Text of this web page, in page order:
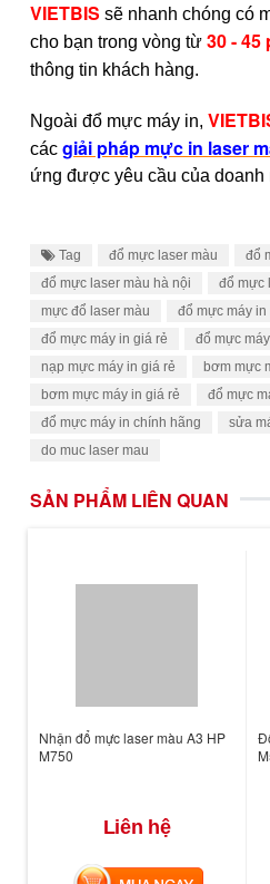
VIETBIS sẽ nhanh chóng có
cho bạn trong vòng từ 30 - 45
thông tin khách hàng.
Ngoài đổ mực máy in,
các giải pháp mực in laser
ứng được yêu cầu của doanh
Tag đổ mực laser màu
đổ
đổ mực laser màu hà nội
đổ mực
mực đổ laser màu
đổ mực máy in
đổ mực máy in giá rẻ
đổ mực
nạp mực máy in giá rẻ
bơm mực
bơm mực máy in giá rẻ
đổ mực
đổ mực máy in chính hãng
sửa
do muc laser mau
SẢN PHẨM LIÊN QUAN
Nhận đổ mực laser màu A3 HP
M750
Liên hệ